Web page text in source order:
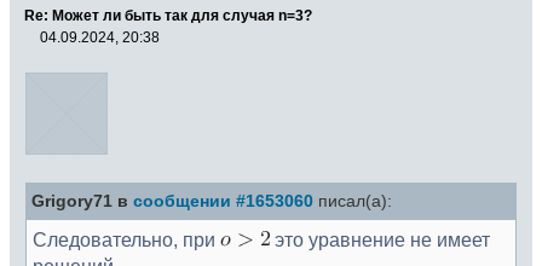
Re: Может ли быть так для случая n=3?
04.09.2024, 20:38
Grigory71 в сообщении #1653060 писал(а):
Следовательно, при
это уравнение не имеет